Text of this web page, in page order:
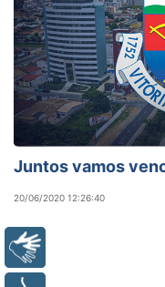
Juntos vamos
20/06/2020 12:26:40